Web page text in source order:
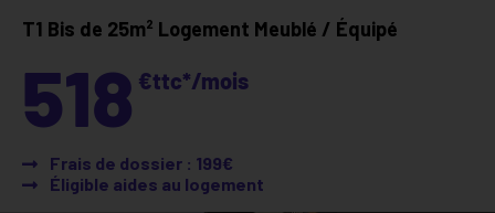
T1 Bis de 25m² Logement Meublé / Équipé
518€ttc*/mois
Frais de dossier : 199€
Éligible aides au logement